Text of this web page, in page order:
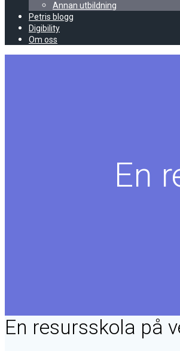
Annan utbildning
Petris blogg
Digibility
Om oss
En
En resursskola på